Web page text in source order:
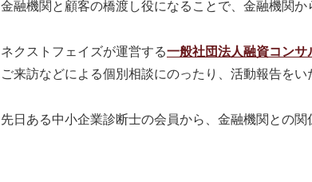
金融機関と顧客の橋渡し役になることで、金融機関か
ネクストフェイズが運営する一般社団法人融資コンサ
ご来訪などによる個別相談にのったり、活動報告をい
先日ある中小企業診断士の会員から、金融機関との関